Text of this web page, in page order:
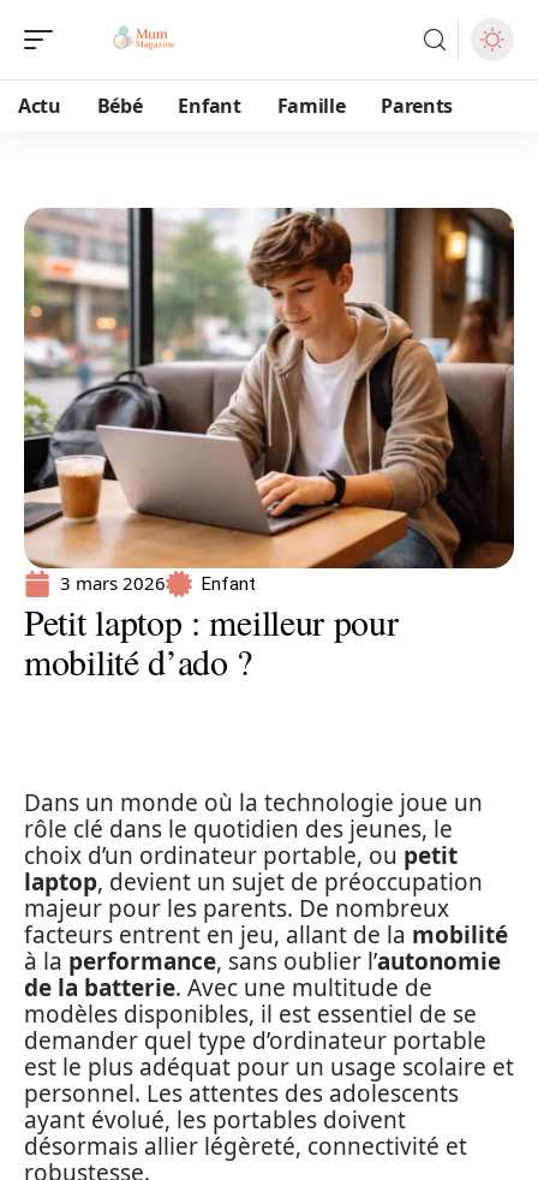
Actu Bébé Enfant Famille Parents
3 mars 2026 Enfant
Petit laptop : meilleur pour
mobilité d’ado ?
Dans un monde où la technologie joue un
rôle clé dans le quotidien des jeunes, le
choix d’un ordinateur portable, ou petit
laptop, devient un sujet de préoccupation
majeur pour les parents. De nombreux
facteurs entrent en jeu, allant de la mobilité
à la performance, sans oublier l’autonomie
de la batterie. Avec une multitude de
modèles disponibles, il est essentiel de se
demander quel type d’ordinateur portable
est le plus adéquat pour un usage scolaire et
personnel. Les attentes des adolescents
ayant évolué, les portables doivent
désormais allier légèreté, connectivité et
robustesse.